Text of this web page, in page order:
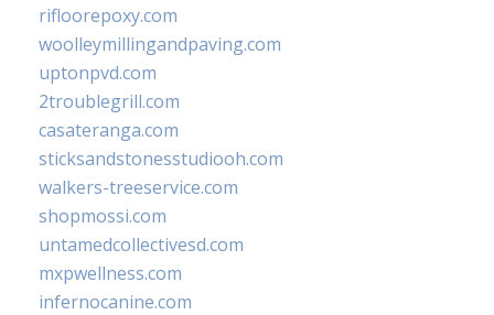
rifloorepoxy.com
woolleymillingandpaving.com
uptonpvd.com
2troublegrill.com
casateranga.com
sticksandstonesstudiooh.com
walkers-treeservice.com
shopmossi.com
untamedcollectivesd.com
mxpwellness.com
infernocanine.com